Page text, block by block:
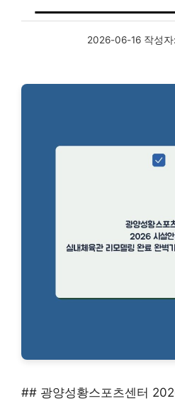
2026-06-16 작성자:
## 광양성황스포츠센터